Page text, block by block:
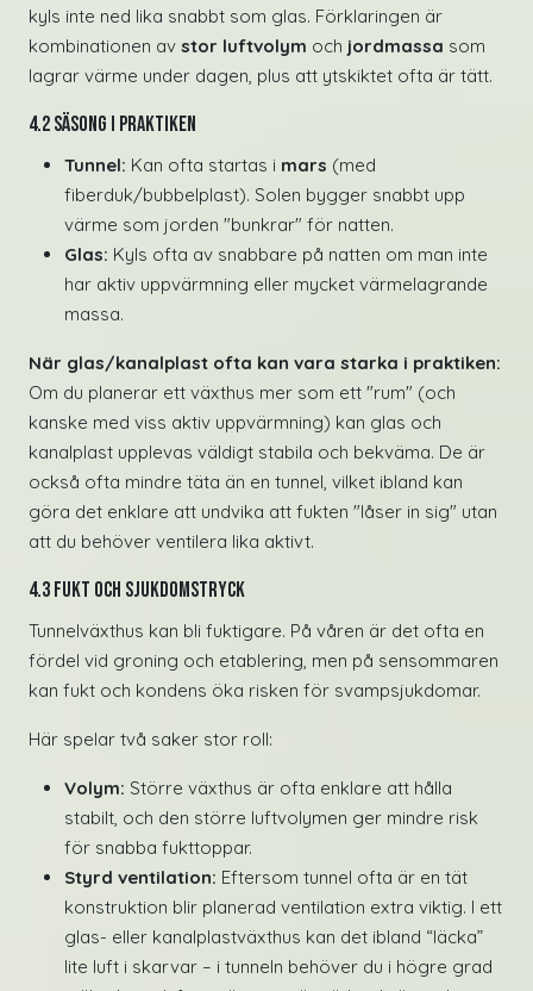
kyls inte ned lika snabbt som glas. Förklaringen är
kombinationen av stor luftvolym och jordmassa som
lagrar värme under dagen, plus att ytskiktet ofta är tätt.
4.2 Säsong i praktiken
Tunnel: Kan ofta startas i mars (med
fiberduk/bubbelplast). Solen bygger snabbt upp
värme som jorden "bunkrar" för natten.
Glas: Kyls ofta av snabbare på natten om man inte
har aktiv uppvärmning eller mycket värmelagrande
massa.
När glas/kanalplast ofta kan vara starka i praktiken:
Om du planerar ett växthus mer som ett "rum" (och
kanske med viss aktiv uppvärmning) kan glas och
kanalplast upplevas väldigt stabila och bekväma. De är
också ofta mindre täta än en tunnel, vilket ibland kan
göra det enklare att undvika att fukten "låser in sig" utan
att du behöver ventilera lika aktivt.
4.3 Fukt och sjukdomstryck
Tunnelväxthus kan bli fuktigare. På våren är det ofta en
fördel vid groning och etablering, men på sensommaren
kan fukt och kondens öka risken för svampsjukdomar.
Här spelar två saker stor roll:
Volym: Större växthus är ofta enklare att hålla
stabilt, och den större luftvolymen ger mindre risk
för snabba fukttoppar.
Styrd ventilation: Eftersom tunnel ofta är en tät
konstruktion blir planerad ventilation extra viktig. I ett
glas- eller kanalplastväxthus kan det ibland “läcka”
lite luft i skarvar – i tunneln behöver du i högre grad